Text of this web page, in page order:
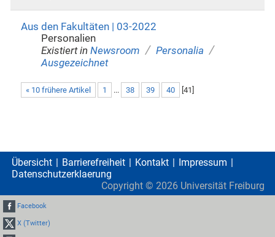
Aus den Fakultäten | 03-2022
Personalien
Existiert in Newsroom / Personalia /
Ausgezeichnet
« 10 frühere Artikel 1 ... 38 39 40 41
Übersicht Barrierefreiheit Kontakt
Impressum
Datenschutzerklaerung
Copyright © 2026 Universität Freiburg
Facebook
X (Twitter)